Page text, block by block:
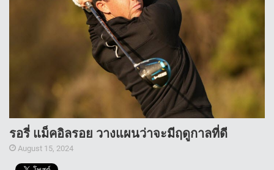
รอรี่ แม็คอิลรอย วางแผนว่าจะมีฤดูกาลที่ดี
August 15, 2024